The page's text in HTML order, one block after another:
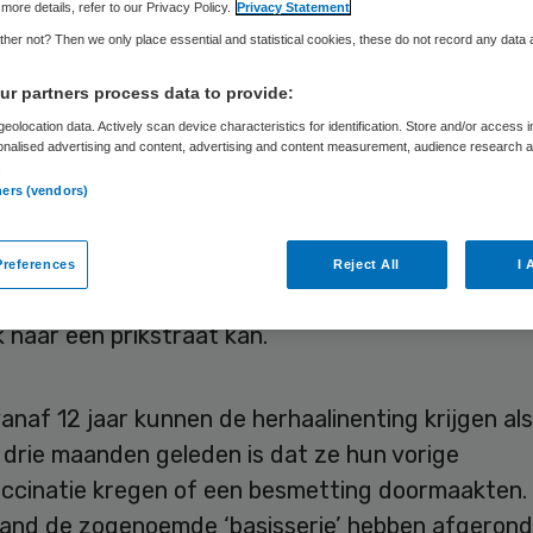
Skipr Redactie 26 oktober 2022,12:52 422 keer gelezen
tegen het coronavirus, zo melden het
naar een prikstraat kan.
12 jaar kunnen de herhaalinenting krijgen
maanden geleden is dat ze hun vorige
kregen of een besmetting doormaakten.
de zogenoemde ‘basisserie’ hebben
details, refer to our Privacy Policy. Privacy Statement
not? Then we only place essential and statistical cookies, these do not record any data
partners process data to provide:
data. Actively scan device characteristics for identification. Store and/or access
advertising and content, advertising and content measurement, audience research
(vendors)
Reject All I